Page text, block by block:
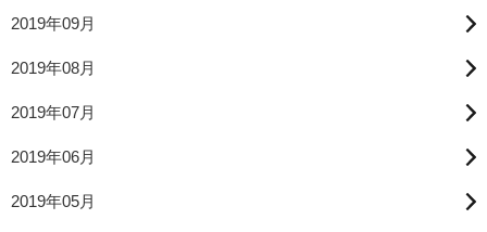
2019年09月
2019年08月
2019年07月
2019年06月
2019年05月